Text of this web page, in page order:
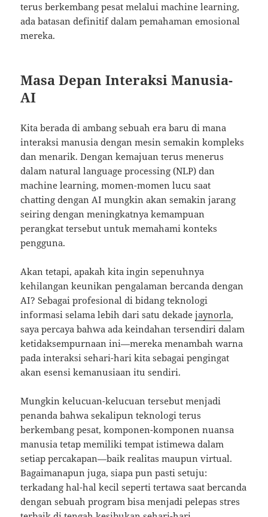
terus berkembang pesat melalui machine learning,
ada batasan definitif dalam pemahaman emosional
mereka.
Masa Depan Interaksi Manusia-
AI
Kita berada di ambang sebuah era baru di mana
interaksi manusia dengan mesin semakin kompleks
dan menarik. Dengan kemajuan terus menerus
dalam natural language processing (NLP) dan
machine learning, momen-momen lucu saat
chatting dengan AI mungkin akan semakin jarang
seiring dengan meningkatnya kemampuan
perangkat tersebut untuk memahami konteks
pengguna.
Akan tetapi, apakah kita ingin sepenuhnya
kehilangan keunikan pengalaman bercanda dengan
AI? Sebagai profesional di bidang teknologi
informasi selama lebih dari satu dekadejaynorla,
saya percaya bahwa ada keindahan tersendiri dalam
ketidaksempurnaan ini—mereka menambah warna
pada interaksi sehari-hari kita sebagai pengingat
akan esensi kemanusiaan itu sendiri.
Mungkin kelucuan-kelucuan tersebut menjadi
penanda bahwa sekalipun teknologi terus
berkembang pesat, komponen-komponen nuansa
manusia tetap memiliki tempat istimewa dalam
setiap percakapan—baik realitas maupun virtual.
Bagaimanapun juga, siapa pun pasti setuju:
terkadang hal-hal kecil seperti tertawa saat bercanda
dengan sebuah program bisa menjadi pelepas stres